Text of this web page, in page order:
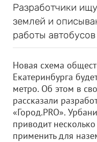
Разработчики
землей и
работы
Новая схема
Екатеринбурга
метро. Об этом в
рассказали
«Город.PRO».
приводит
применить для